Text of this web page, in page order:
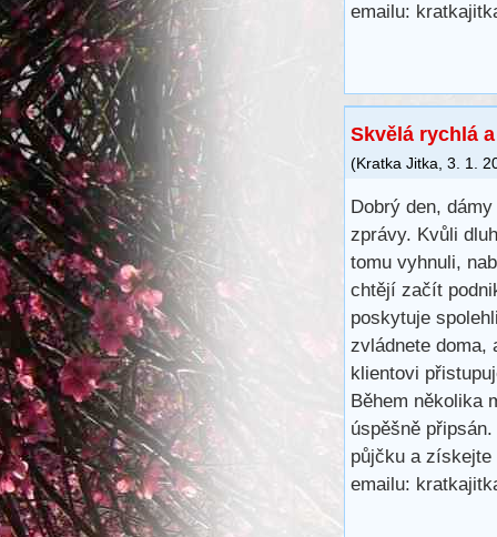
emailu:
Skvělá rychlá
(Kratka Jitka 3. 1.
Dobrý den,
zprávy. Kvůli
tomu vyhnuli,
chtějí začít
poskytuje
zvládnete doma,
klientovi
Během několika
úspěšně
půjčku a získejte
emailu: